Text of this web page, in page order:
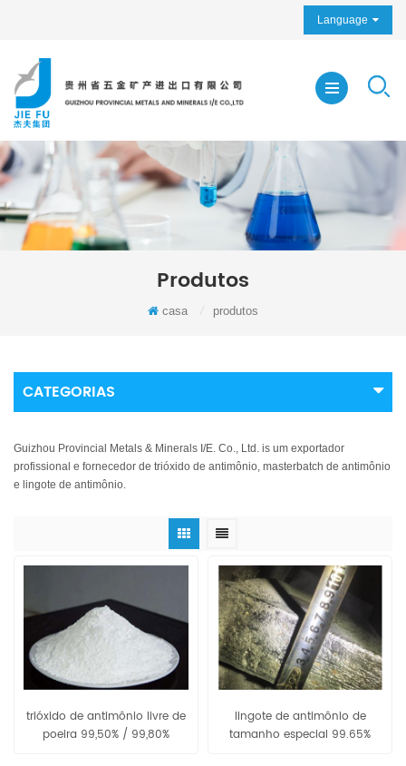
Language
Produtos
casa produtos
CATEGORIAS
Guizhou Provincial Metals & Minerals I/E. Co., Ltd. is um exportador
profissional e fornecedor de trióxido de antimônio, masterbatch de antimônio
e lingote de antimônio.
trióxido de antimônio livre de
poeira 99,50% / 99,80%
lingote de antimônio de
tamanho especial 99.65%